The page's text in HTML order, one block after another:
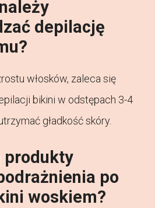
depilację
włosków, zaleca się
bikini w odstępach 3-4
gładkość skóry.
produkty
po
woskiem?